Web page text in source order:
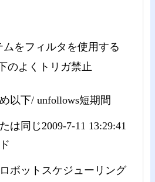
をフィルタを使用する
のよくトリガ禁止
以下/ unfollows短期間
は同じ2009-7-11 13:29:41
ボットスケジューリング